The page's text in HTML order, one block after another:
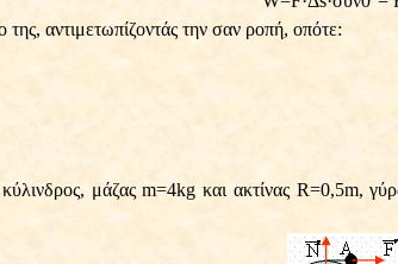
αντιμετωπίζοντάς την σαν ροπή, οπότε:
κύλινδρος, μάζας m=4kg και ακτίνας